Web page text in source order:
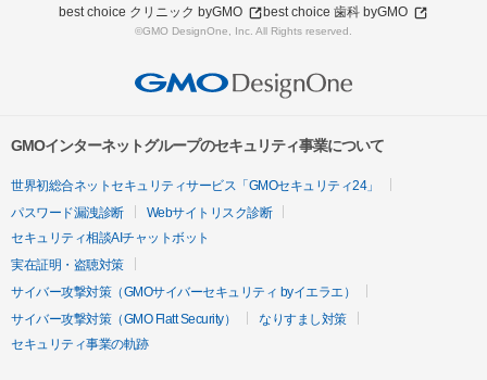
best choice クリニック byGMO
best choice 歯科 byGMO
©GMO DesignOne, Inc. All Rights reserved.
GMOインターネットグループのセキュリティ事業について
世界初総合ネットセキュリティサービス「GMOセキュリティ24」
パスワード漏洩診断
Webサイトリスク診断
セキュリティ相談AIチャットボット
実在証明・盗聴対策
サイバー攻撃対策（GMOサイバーセキュリティ byイエラエ）
サイバー攻撃対策（GMO Flatt Security）
なりすまし対策
セキュリティ事業の軌跡